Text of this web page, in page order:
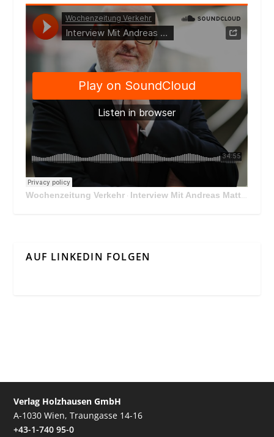
Wochenzeitung Verkehr · Interview Mit Andreas Matthä, CEO der ÖBB Holding
AUF LINKEDIN FOLGEN
Verlag Holzhausen GmbH
A-1030 Wien, Traungasse 14-16
+43-1-740 95-0